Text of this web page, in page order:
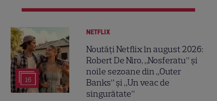
16
NETFLIX
Noutăți Netflix în august 2026:
Robert De Niro, „Nosferatu” și
noile sezoane din „Outer
Banks” și „Un veac de
singurătate”